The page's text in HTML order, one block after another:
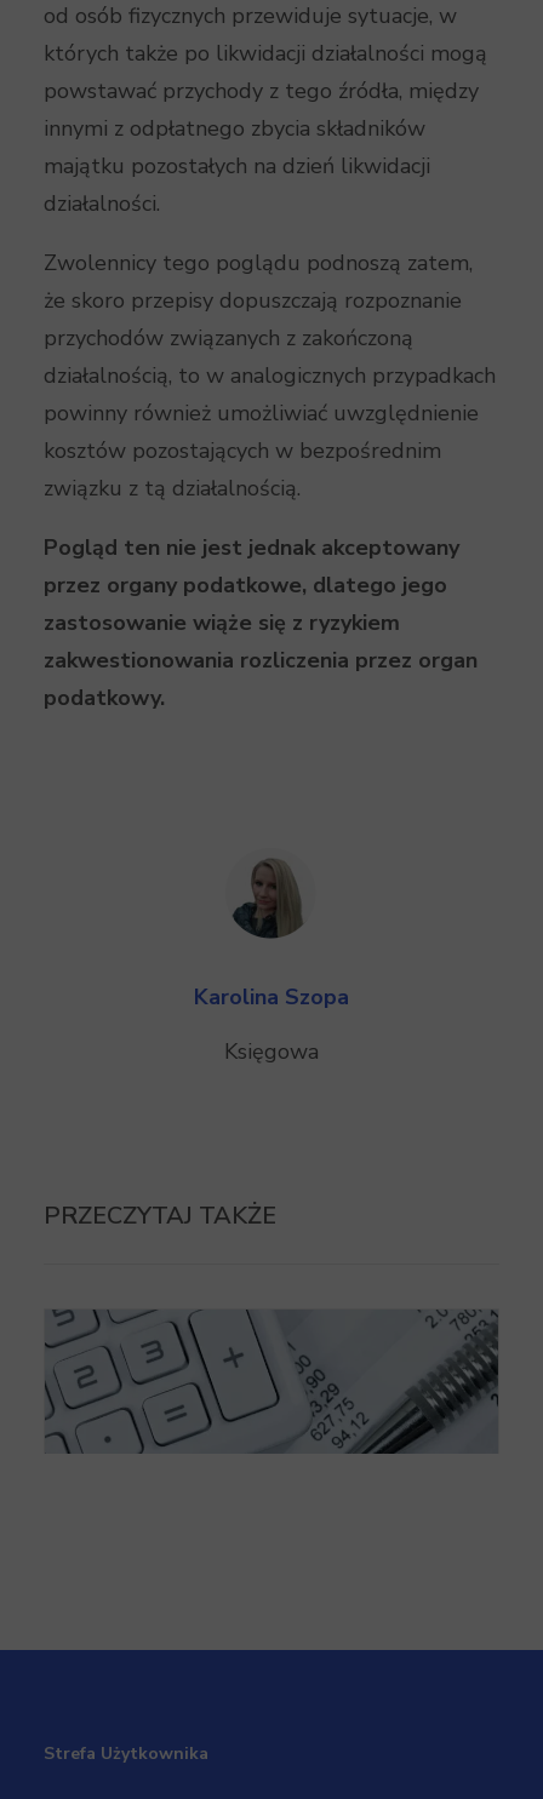
od osób fizycznych przewiduje sytuacje, w
których także po likwidacji działalności mogą
powstawać przychody z tego źródła, między
innymi z odpłatnego zbycia składników
majątku pozostałych na dzień likwidacji
działalności.
Zwolennicy tego poglądu podnoszą zatem,
że skoro przepisy dopuszczają rozpoznanie
przychodów związanych z zakończoną
działalnością, to w analogicznych przypadkach
powinny również umożliwiać uwzględnienie
kosztów pozostających w bezpośrednim
związku z tą działalnością.
Pogląd ten nie jest jednak akceptowany
przez organy podatkowe, dlatego jego
zastosowanie wiąże się z ryzykiem
zakwestionowania rozliczenia przez organ
podatkowy.
Karolina Szopa
Księgowa
PRZECZYTAJ TAKŻE
Strefa Użytkownika